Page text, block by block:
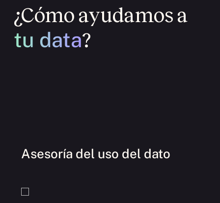
¿Cómo ayudamos a
tu data?
Asesoría del uso del dato